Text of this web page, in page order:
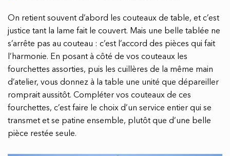
On retient souvent d’abord les couteaux de table, et c’est
justice tant la lame fait le couvert. Mais une belle tablée ne
s’arrête pas au couteau : c’est l’accord des pièces qui fait
l’harmonie. En posant à côté de vos couteaux les
fourchettes assorties, puis les cuillères de la même main
d’atelier, vous donnez à la table une unité que dépareiller
romprait aussitôt. Compléter vos couteaux de ces
fourchettes, c’est faire le choix d’un service entier qui se
transmet et se patine ensemble, plutôt que d’une belle
pièce restée seule.